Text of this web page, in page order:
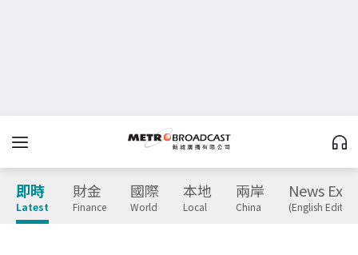
即時
Latest
財金
Finance
國際
World
本地
Local
兩岸
China
News
(English